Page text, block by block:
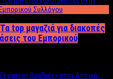
top μαγαζιά για διακοπές
του Εμπορικού